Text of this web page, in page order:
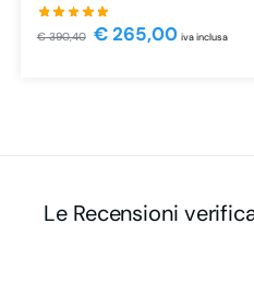
€390,40 €265,00 iva inclusa
Le Recensioni